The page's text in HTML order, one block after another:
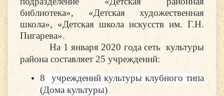
библиотека», «Детская художественная
школа», «Детская школа искусств им. Г.Н.
Пигарева».
На 1 января 2020 года сеть культуры
района составляет 25 учреждений:
8учреждений культуры клубного типа
(Дома культуры)